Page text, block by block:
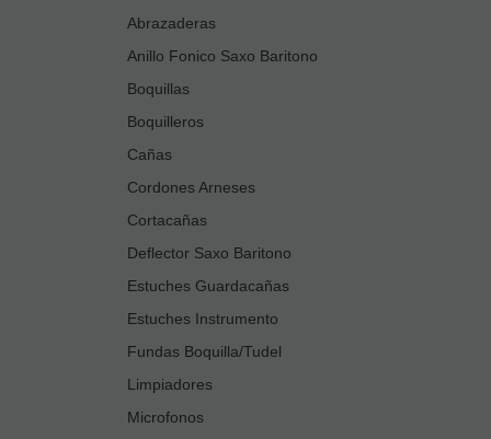
Abrazaderas
Anillo Fonico Saxo Baritono
Boquillas
Boquilleros
Cañas
Cordones Arneses
Cortacañas
Deflector Saxo Baritono
Estuches Guardacañas
Estuches Instrumento
Fundas Boquilla/Tudel
Limpiadores
Microfonos